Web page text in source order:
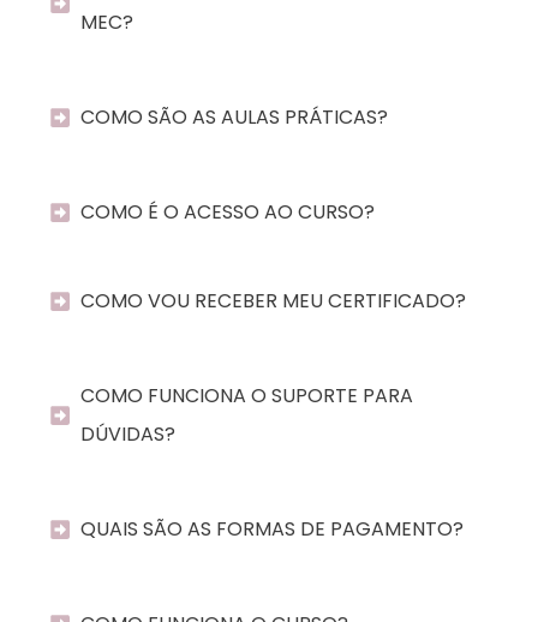
MEC?
COMO SÃO AS AULAS PRÁTICAS?
COMO É O ACESSO AO CURSO?
COMO VOU RECEBER MEU CERTIFICADO?
COMO FUNCIONA O SUPORTE PARA
DÚVIDAS?
QUAIS SÃO AS FORMAS DE PAGAMENTO?